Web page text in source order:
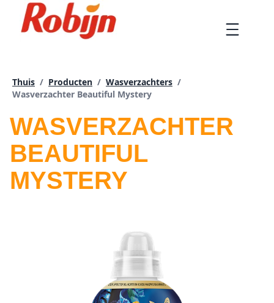
Doorgaan
artikel
Thuis / Producten / Wasverzachters /
Huidige pagina:
Wasverzachter Beautiful Mystery
WASVERZACHTER
BEAUTIFUL
MYSTERY